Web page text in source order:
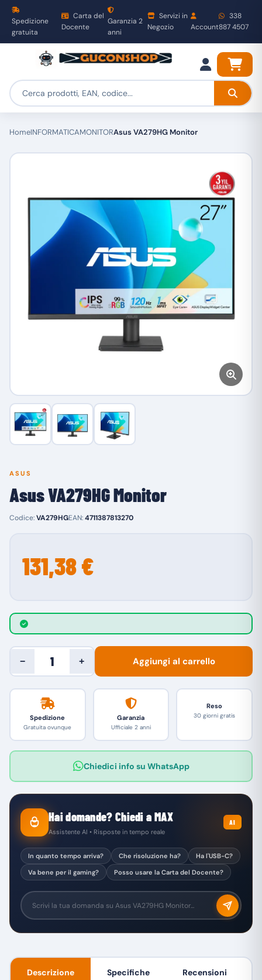
Spedizione
gratuita
Carta del
Docente
Garanzia 2
anni
Servizi in
Negozio
Account
338
887 4507
HomeINFORMATICAMONITORAsus VA279HG Monitor
ASUS
Asus VA279HG Monitor
Codice:VA279HGEAN:4711387813270
131,38 €
− + Aggiungi al carrello
Spedizione
Gratuita ovunque
Garanzia
Ufficiale 2 anni
Reso
30 giorni gratis
Chiedici info su WhatsApp
Hai domande? Chiedi a MAX
Assistente AI • Risposte in tempo reale
AI
In quanto tempo arriva? Che risoluzione ha?
Ha l'USB-C?
Va bene per il gaming?
Posso usare la Carta del Docente?
Descrizione Specifiche Recensioni